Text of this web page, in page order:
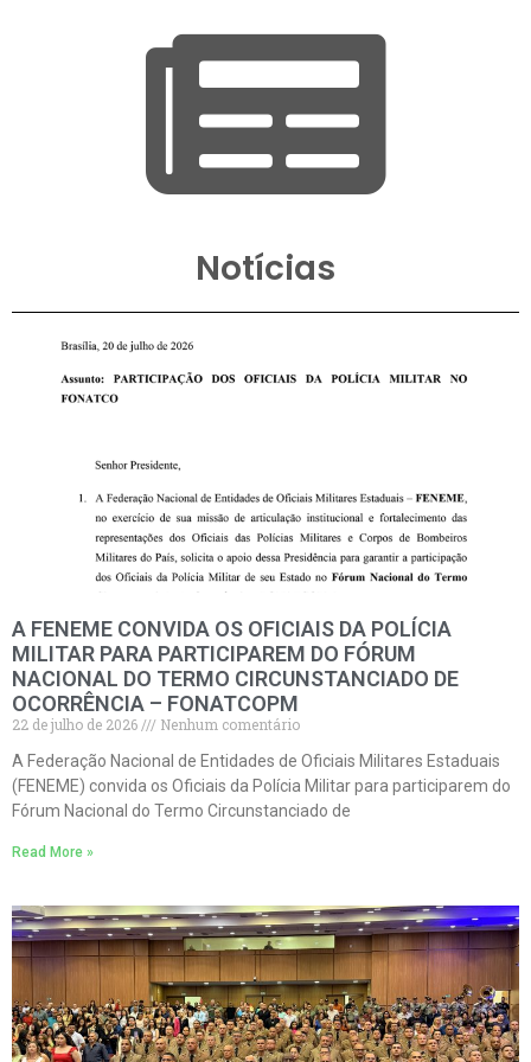
Notícias
A FENEME CONVIDA OS OFICIAIS DA POLÍCIA
MILITAR PARA PARTICIPAREM DO FÓRUM
NACIONAL DO TERMO CIRCUNSTANCIADO DE
OCORRÊNCIA – FONATCOPM
22 de julho de 2026
Nenhum comentário
A Federação Nacional de Entidades de Oficiais Militares Estaduais
(FENEME) convida os Oficiais da Polícia Militar para participarem do
Fórum Nacional do Termo Circunstanciado de
Read More »